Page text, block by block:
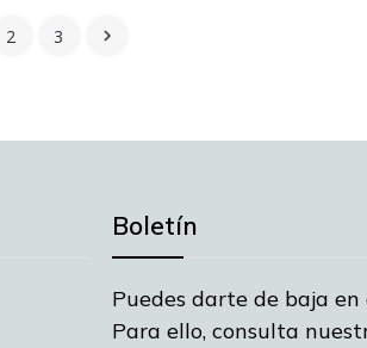
2 3 
Boletín
Puedes darte de baja
Para ello, consulta